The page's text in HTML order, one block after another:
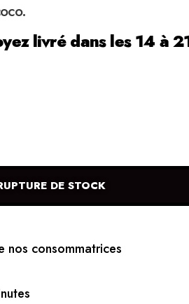
livré dans les 14 à
DE STOCK
nos consommatrices